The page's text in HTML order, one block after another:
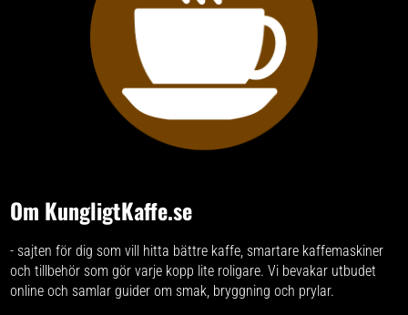
Om KungligtKaffe.se
- sajten för dig som vill hitta bättre kaffe, smartare kaffemaskiner
och tillbehör som gör varje kopp lite roligare. Vi bevakar utbudet
online och samlar guider om smak, bryggning och prylar.